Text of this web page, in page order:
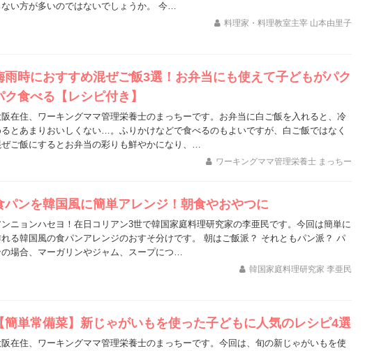
ない方が多いのではないでしょうか。 今…
料理家・料理教室主宰 山本由里子
雨時におすすめ混ぜご飯3選！お弁当にも使えて子どもがパク
ク食べる【レシピ付き】
阪在住、ワーキングママ管理栄養士のまっちーです。お弁当に白ご飯を入れると、冷
とあまりおいしくない…。ふりかけなどで食べるのもよいですが、白ご飯ではなく
ご飯にするとお弁当の彩りも鮮やかになり、…
ワーキングママ管理栄養士 まっちー
パンを韓国風に簡単アレンジ！朝食やおやつに
ンニョンハセヨ！在日コリアン3世で韓国家庭料理研究家の李亜民です。今回は簡単に
る韓国風の食パンアレンジのおすそ分けです。 朝はご飯派？ それともパン派？ パ
の場合、マーガリンやジャム、スープにつ…
韓国家庭料理研究家 李亜民
【簡単常備菜】新じゃがいもを使った子どもに人気のレシピ4選
阪在住、ワーキングママ管理栄養士のまっちーです。今回は、旬の新じゃがいもを使